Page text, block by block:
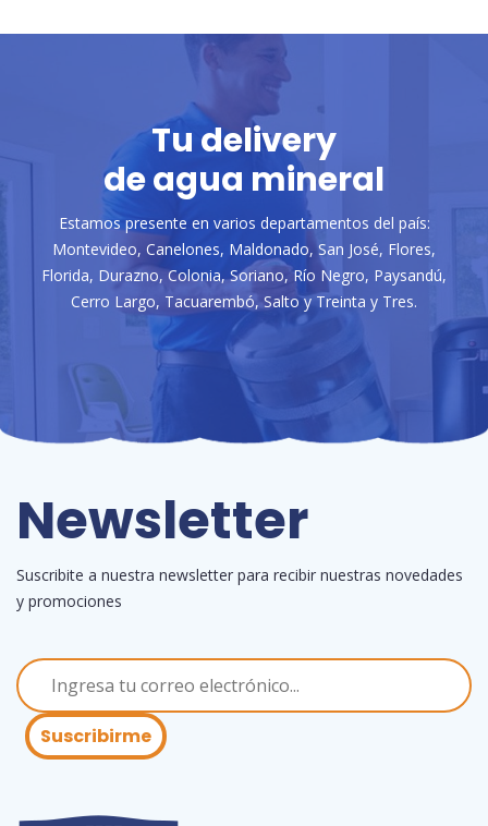
Tu delivery
de agua mineral
Estamos presente en varios departamentos del país:
Montevideo, Canelones, Maldonado, San José, Flores,
Florida, Durazno, Colonia, Soriano, Río Negro, Paysandú,
Cerro Largo, Tacuarembó, Salto y Treinta y Tres.
Newsletter
Suscribite a nuestra newsletter para recibir nuestras novedades
y promociones
Suscribirme